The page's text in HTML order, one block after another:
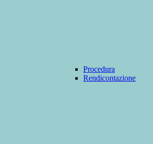
Procedura
Rendicontazione